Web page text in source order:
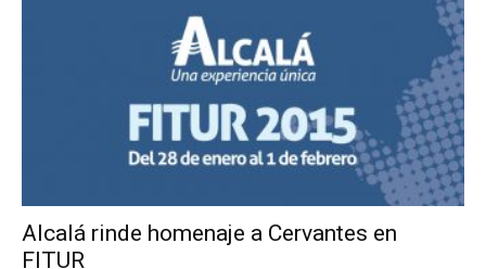
Alcalá rinde homenaje a Cervantes en
FITUR